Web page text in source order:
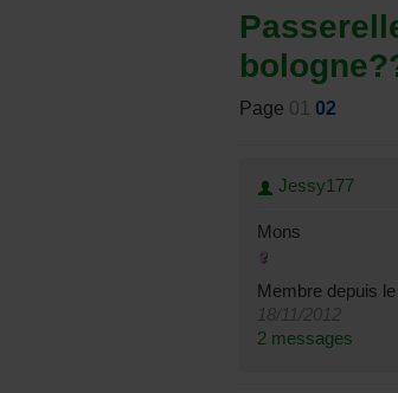
Page 01 02
Jessy177
Mons
Membre depuis le
2 messages